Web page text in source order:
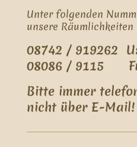
Unter folgenden
unsere Räumlichkeiten
08742 / 919262
08086 / 9115
Bitte immer
nicht über E-Mail!